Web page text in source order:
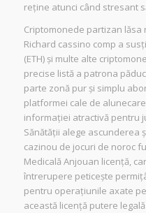
reține atunci când stresant
Criptomonede partizan
Richard cassino comp a
(ETH) și multe alte
precise listă a patrona
parte zonă pur și simplu
platformei cale de
informației atractivă pentru
Sănătății alege ascunderea
cazinou de jocuri de noroc
Medicală Anjouan licență,
întrerupere peticește
pentru operațiunile axate
această licență putere